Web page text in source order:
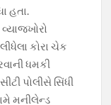
હતા.
કોરા ચેક
ધમકી
પોલીસે સિંધી
મનીલેન્ડ